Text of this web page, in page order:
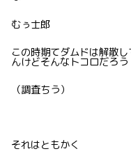
むぅ士郎
この時期てダムドは解散
んけどそんなトコロだろう
（調査ちう）
それはともかく